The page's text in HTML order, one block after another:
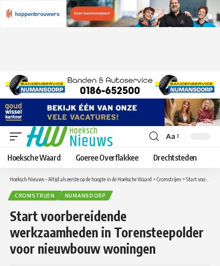
Lettergrootte
aanpassen
Aa
Hoeksche Waard Goeree Overflakkee Drechtsteden
Hoeksch Nieuws – Altijd als eerste op de hoogte in de Hoeksche Waard > Cromstrijen > Start voorbereidende werkzaamheden in Torensteepolder voor nieuwbouw woningen
CROMSTRIJEN NUMANSDORP
Start voorbereidende
werkzaamheden in Torensteepolder
voor nieuwbouw woningen